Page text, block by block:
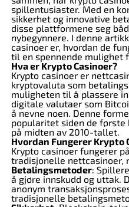
spillentusiaster. Med en
sikkerhet og innovative
disse plattformene seg
nybegynnere. I denne
casinoer er, hvordan de
til en spennende mulighet
Hva er Krypto Casinoer?
Krypto casinoer er
kryptovaluta som
muligheten til å plassere
digitale valutaer som
å nevne noen. Denne
popularitet siden de første
på midten av 2010-tallet.
Hvordan Fungerer Krypto
Krypto casinoer fungerer
tradisjonelle nettcasinoer,
Betalingsmetoder:
å gjøre innskudd og uttak.
anonym
tradisjonelle